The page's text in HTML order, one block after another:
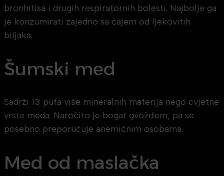
bronhitisa i drugih respiratornih bolesti. Najbolje ga
je konzumirati zajedno sa čajem od ljekovitih
biljaka.
Šumski med
Sadrži 13 puta više mineralnih materija nego cvjetne
vrste meda. Naročito je bogat gvožđem, pa se
posebno preporučuje anemičnim osobama.
Med od maslačka